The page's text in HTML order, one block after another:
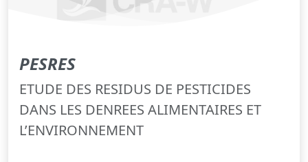
PESRES
ETUDE DES RESIDUS DE PESTICIDES
DANS LES DENREES ALIMENTAIRES ET
L’ENVIRONNEMENT